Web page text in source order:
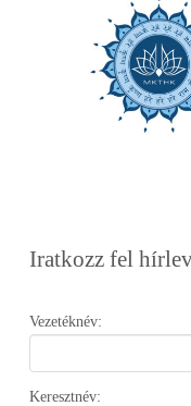
Iratkozz fel
Vezetéknév:
Keresztnév: